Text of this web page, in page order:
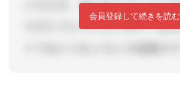
会員登録して続きを読む